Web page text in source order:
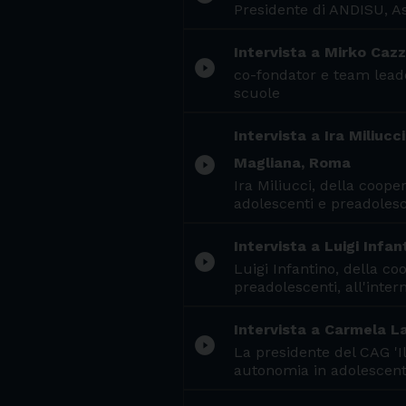
Presidente di ANDISU,
play_circle_filled
Intervista a Mirko
co-fondator e team
scuole
play_circle_filled
Intervista a Ira Miliucci
Magliana, Roma
Ira Miliucci, della
adolescenti e
play_circle_filled
Intervista a Luigi
Luigi Infantino, della
preadolescenti,
play_circle_filled
Intervista a Carmela
La presidente del CAG
autonomia in